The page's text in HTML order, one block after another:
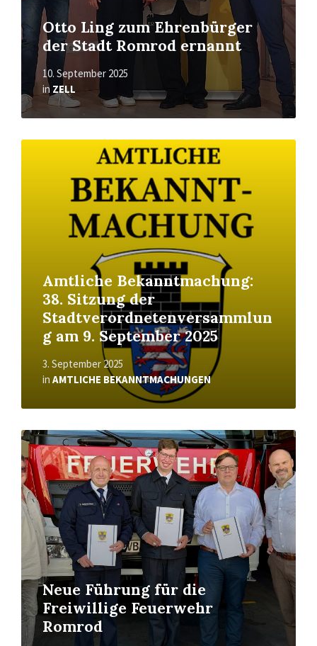
Otto Ling zum Ehrenbürger
der Stadt Romrod ernannt
10. September 2025
in ZELL
Amtliche Bekanntmachung:
38. Sitzung der
Stadtverordnetenversammlun
g am 9. September 2025
3. September 2025
in AMTLICHE BEKANNTMACHUNGEN
Read
Neue Führung für die
Freiwillige Feuerwehr
Romrod
Read
More